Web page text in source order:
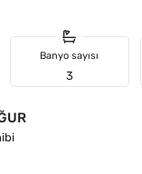
Banyo sayısı
3